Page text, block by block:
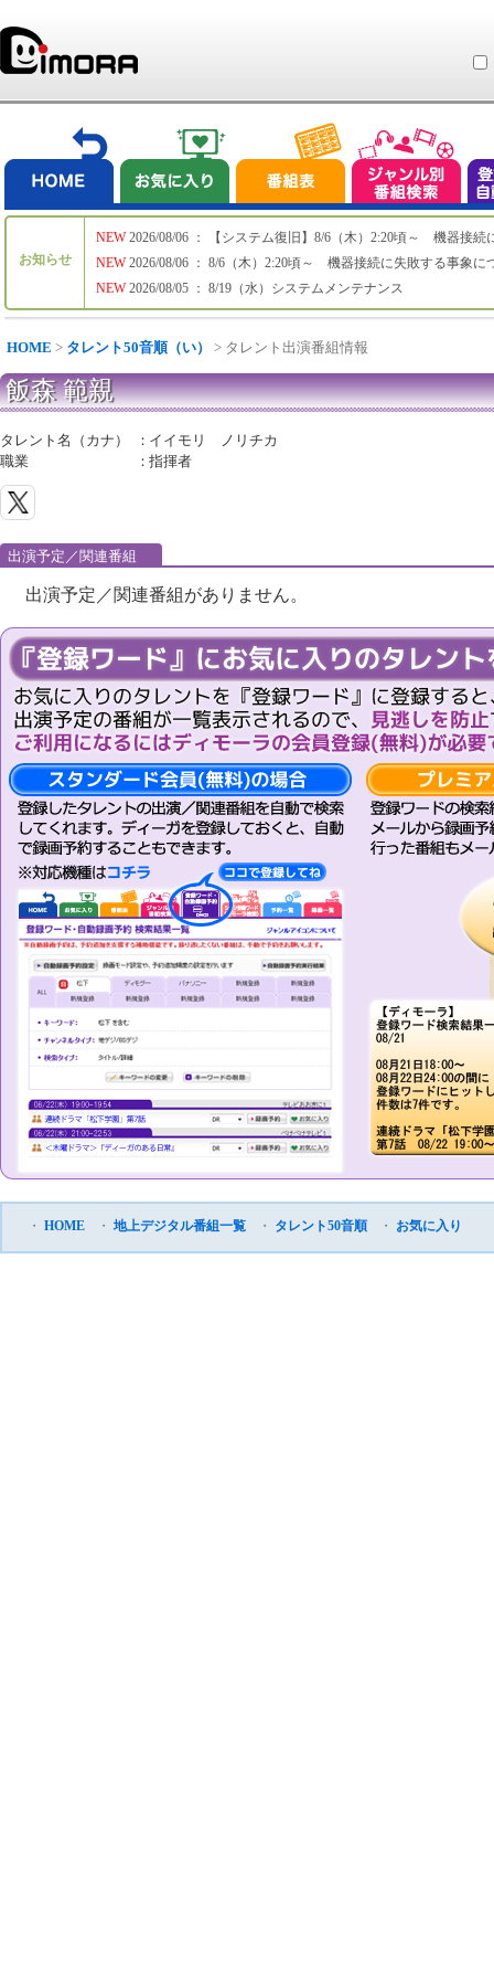
お知らせ
NEW
NEW
NEW
2026/08/06 ： 【システム復旧】8/6（木）2:20頃～ 機器接続
2026/08/06 ： 8/6（木）2:20頃～ 機器接続に失敗する事象に
2026/08/05 ： 8/19（水）システムメンテナンス
HOME > タレント50音順（い） > タレント出演番組情報
飯森 範親
タレント名（カナ） ： イイモリ ノリチカ
職業
：指揮者
出演予定／関連番組
出演予定／関連番組がありません。
・ HOME ・ 地上デジタル番組一覧 ・ タレント50音順 ・ お気に入り